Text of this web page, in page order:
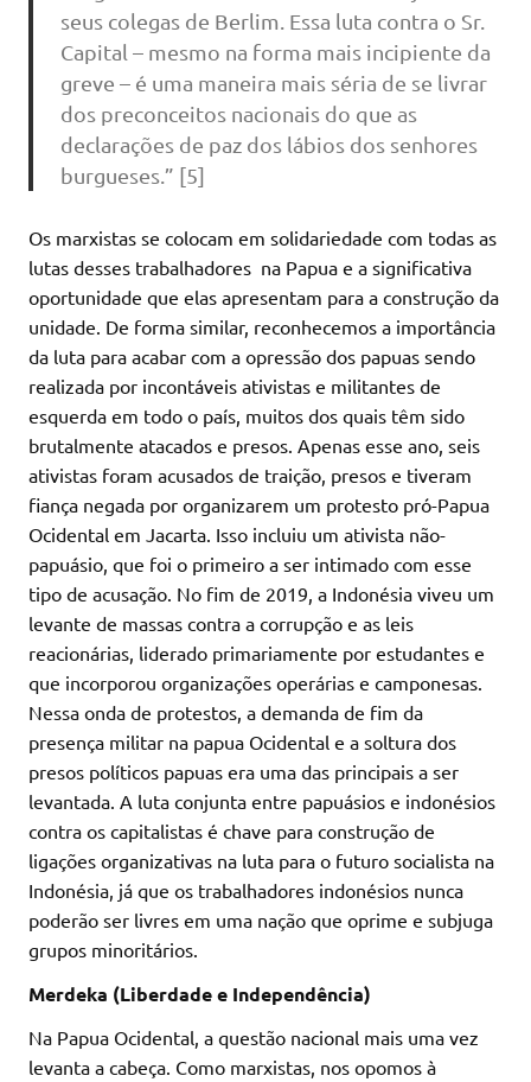
seus colegas de Berlim. Essa luta contra o Sr.
Capital – mesmo na forma mais incipiente da
greve – é uma maneira mais séria de se livrar
dos preconceitos nacionais do que as
declarações de paz dos lábios dos senhores
burgueses.” [5]
Os marxistas se colocam em solidariedade com todas as
lutas desses trabalhadores na Papua e a significativa
oportunidade que elas apresentam para a construção da
unidade. De forma similar, reconhecemos a importância
da luta para acabar com a opressão dos papuas sendo
realizada por incontáveis ativistas e militantes de
esquerda em todo o país, muitos dos quais têm sido
brutalmente atacados e presos. Apenas esse ano, seis
ativistas foram acusados de traição, presos e tiveram
fiança negada por organizarem um protesto pró-Papua
Ocidental em Jacarta. Isso incluiu um ativista não-
papuásio, que foi o primeiro a ser intimado com esse
tipo de acusação. No fim de 2019, a Indonésia viveu um
levante de massas contra a corrupção e as leis
reacionárias, liderado primariamente por estudantes e
que incorporou organizações operárias e camponesas.
Nessa onda de protestos, a demanda de fim da
presença militar na papua Ocidental e a soltura dos
presos políticos papuas era uma das principais a ser
levantada. A luta conjunta entre papuásios e indonésios
contra os capitalistas é chave para construção de
ligações organizativas na luta para o futuro socialista na
Indonésia, já que os trabalhadores indonésios nunca
poderão ser livres em uma nação que oprime e subjuga
grupos minoritários.
Merdeka (Liberdade e Independência)
Na Papua Ocidental, a questão nacional mais uma vez
levanta a cabeça. Como marxistas, nos opomos à